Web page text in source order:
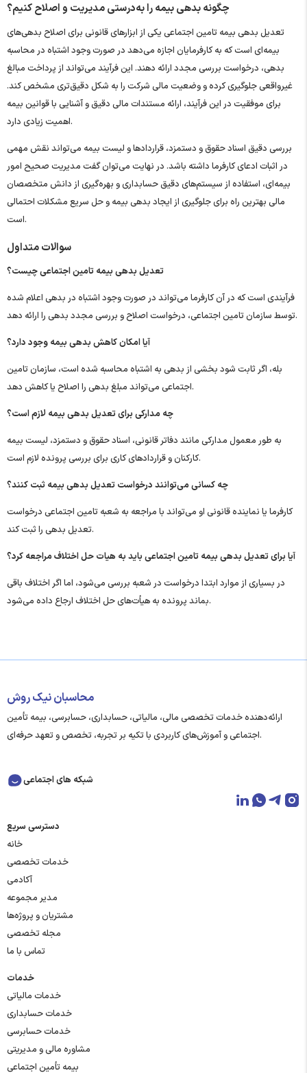
چگونه بدهی بیمه را به‌درستی مدیریت و اصلاح کنیم؟
تعدیل بدهی بیمه تامین اجتماعی یکی از ابزارهای قانونی برای اصلاح بدهی‌های
بیمه‌ای است که به کارفرمایان اجازه می‌دهد در صورت وجود اشتباه در محاسبه
بدهی، درخواست بررسی مجدد ارائه دهند. این فرآیند می‌تواند از پرداخت مبالغ
غیرواقعی جلوگیری کرده و وضعیت مالی شرکت را به شکل دقیق‌تری مشخص کند.
برای موفقیت در این فرآیند، ارائه مستندات مالی دقیق و آشنایی با قوانین بیمه
اهمیت زیادی دارد.
بررسی دقیق اسناد حقوق و دستمزد، قراردادها و لیست بیمه می‌تواند نقش مهمی
در اثبات ادعای کارفرما داشته باشد. در نهایت می‌توان گفت مدیریت صحیح امور
بیمه‌ای، استفاده از سیستم‌های دقیق حسابداری و بهره‌گیری از دانش متخصصان
مالی بهترین راه برای جلوگیری از ایجاد بدهی بیمه و حل سریع مشکلات احتمالی
است.
سوالات متداول
تعدیل بدهی بیمه تامین اجتماعی چیست؟
فرآیندی است که در آن کارفرما می‌تواند در صورت وجود اشتباه در بدهی اعلام شده
توسط سازمان تامین اجتماعی، درخواست اصلاح و بررسی مجدد بدهی را ارائه دهد.
آیا امکان کاهش بدهی بیمه وجود دارد؟
بله، اگر ثابت شود بخشی از بدهی به اشتباه محاسبه شده است، سازمان تامین
اجتماعی می‌تواند مبلغ بدهی را اصلاح یا کاهش دهد.
چه مدارکی برای تعدیل بدهی بیمه لازم است؟
به طور معمول مدارکی مانند دفاتر قانونی، اسناد حقوق و دستمزد، لیست بیمه
کارکنان و قراردادهای کاری برای بررسی پرونده لازم است.
چه کسانی می‌توانند درخواست تعدیل بدهی بیمه ثبت کنند؟
کارفرما یا نماینده قانونی او می‌تواند با مراجعه به شعبه تامین اجتماعی درخواست
تعدیل بدهی را ثبت کند.
آیا برای تعدیل بدهی بیمه تامین اجتماعی باید به هیات حل اختلاف مراجعه کرد؟
در بسیاری از موارد ابتدا درخواست در شعبه بررسی می‌شود، اما اگر اختلاف باقی
بماند پرونده به هیأت‌های حل اختلاف ارجاع داده می‌شود.
محاسبان نیک روش
ارائه‌دهنده خدمات تخصصی مالی، مالیاتی، حسابداری، حسابرسی، بیمه تأمین
اجتماعی و آموزش‌های کاربردی با تکیه بر تجربه، تخصص و تعهد حرفه‌ای.
شبکه های اجتماعی
دسترسی سریع
خانه
خدمات تخصصی
آکادمی
مدیر مجموعه
مشتریان و پروژه‌ها
مجله تخصصی
تماس با ما
خدمات
خدمات مالیاتی
خدمات حسابداری
خدمات حسابرسی
مشاوره مالی و مدیریتی
بیمه تأمین اجتماعی